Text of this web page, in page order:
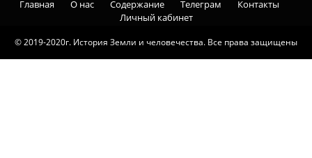
© 2019-2020г. История Земли и человечества. Все права защищены
Главная О нас Содержание Телеграм
Контакты
Личный кабинет